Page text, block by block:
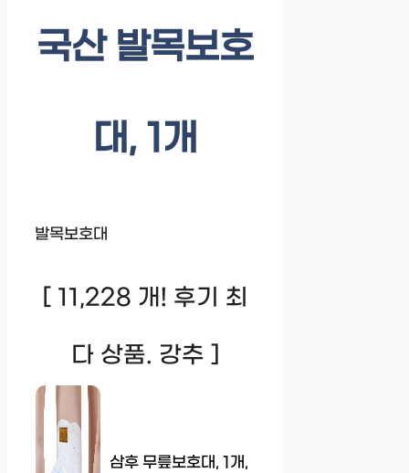
국산 발목보호
대, 1개
발목보호대
[ 11,228 개! 후기 최
다 상품. 강추 ]
삼후 무릎보호대, 1개,